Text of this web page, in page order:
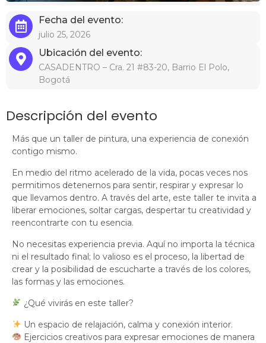
Fecha del evento:
julio 25, 2026
Ubicación del evento:
CASADENTRO – Cra. 21 #83-20, Barrio El Polo,
Bogotá
Descripción del evento
Más que un taller de pintura, una experiencia de conexión
contigo mismo.
En medio del ritmo acelerado de la vida, pocas veces nos
permitimos detenernos para sentir, respirar y expresar lo
que llevamos dentro. A través del arte, este taller te invita a
liberar emociones, soltar cargas, despertar tu creatividad y
reencontrarte con tu esencia.
No necesitas experiencia previa. Aquí no importa la técnica
ni el resultado final; lo valioso es el proceso, la libertad de
crear y la posibilidad de escucharte a través de los colores,
las formas y las emociones.
¿Qué vivirás en este taller?
Un espacio de relajación, calma y conexión interior.
Ejercicios creativos para expresar emociones de manera